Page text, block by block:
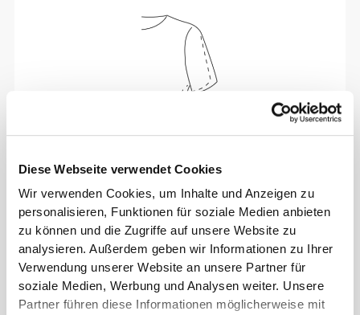
Diese Webseite verwendet Cookies
Wir verwenden Cookies, um Inhalte und Anzeigen zu
personalisieren, Funktionen für soziale Medien anbieten
zu können und die Zugriffe auf unsere Website zu
analysieren. Außerdem geben wir Informationen zu Ihrer
Verwendung unserer Website an unsere Partner für
soziale Medien, Werbung und Analysen weiter. Unsere
Partner führen diese Informationen möglicherweise mit
Sich jeden Tag bequem und frei bewegen zu
können, das ist die Devise.